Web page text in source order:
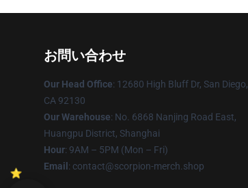
お問い合わせ
Our Head Office: 12680 High Bluff Dr, San Diego,
CA 92130
Our Warehouse: No. 6868 Nanjing Road East,
Huangpu District, Shanghai
Hour: 9AM – 5PM (Mon – Fri)
Email : contact@scorpion-merch.shop